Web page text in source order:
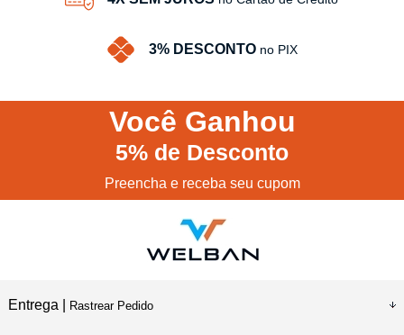
3% DESCONTO no PIX
Você Ganhou
5% de Desconto
Preencha e receba seu cupom
Entrega | Rastrear Pedido